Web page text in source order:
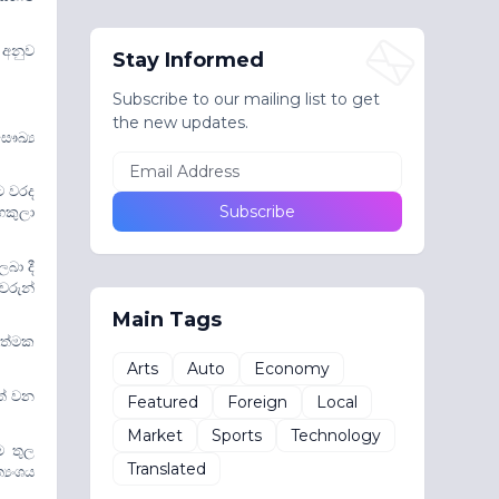
අනුව
වරද
දී
වන
තුල
Stay Informed
Subscribe to our mailing list to get
the new updates.
Main Tags
Arts Auto
Economy
Featured
Foreign
Local
Market
Sports
Technology
Translated